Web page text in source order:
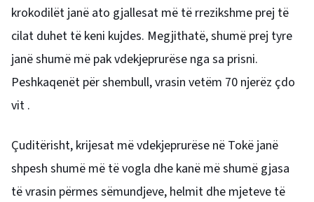
krokodilët janë ato gjallesat më të rrezikshme prej të
cilat duhet të keni kujdes. Megjithatë, shumë prej tyre
janë shumë më pak vdekjeprurëse nga sa prisni.
Peshkaqenët për shembull, vrasin vetëm 70 njerëz çdo
vit .
Çuditërisht, krijesat më vdekjeprurëse në Tokë janë
shpesh shumë më të vogla dhe kanë më shumë gjasa
të vrasin përmes sëmundjeve, helmit dhe mjeteve të